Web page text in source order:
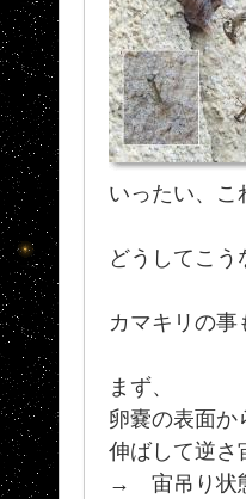
いったい、
どうしてこ
カマキリの
まず、
卵嚢の表面
伸ばして逆さ
→ 宙吊り状